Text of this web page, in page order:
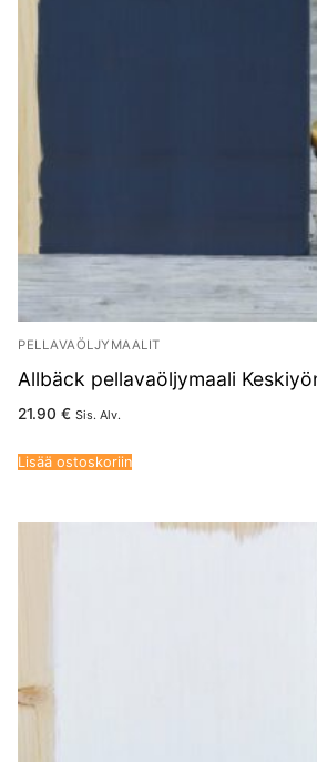
PELLAVAÖLJYMAALIT
Allbäck pellavaöljymaali
21.90 € Sis. Alv.
Lisää ostoskoriin